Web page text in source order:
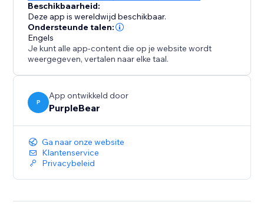
Beschikbaarheid:
Deze app is wereldwijd beschikbaar.
Ondersteunde talen:
Engels
Je kunt alle app-content die op je website wordt
weergegeven, vertalen naar elke taal.
P
App ontwikkeld door
PurpleBear
Ga naar onze website
Klantenservice
Privacybeleid